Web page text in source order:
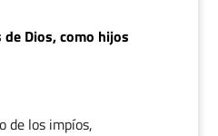
Dios, como hijos
de los impíos,